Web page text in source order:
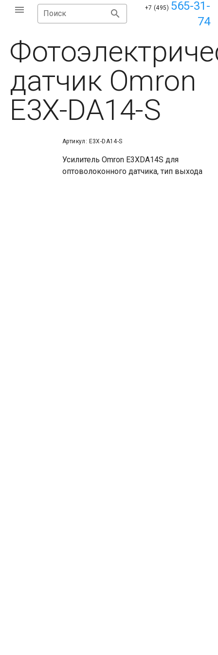
Поиск
+7 (495) 565-31-
74
датчик Omron
E3X-DA14-S
Артикул: E3X-DA14-S
Усилитель Omron E3XDA14S для
оптоволоконного датчика, тип выхода